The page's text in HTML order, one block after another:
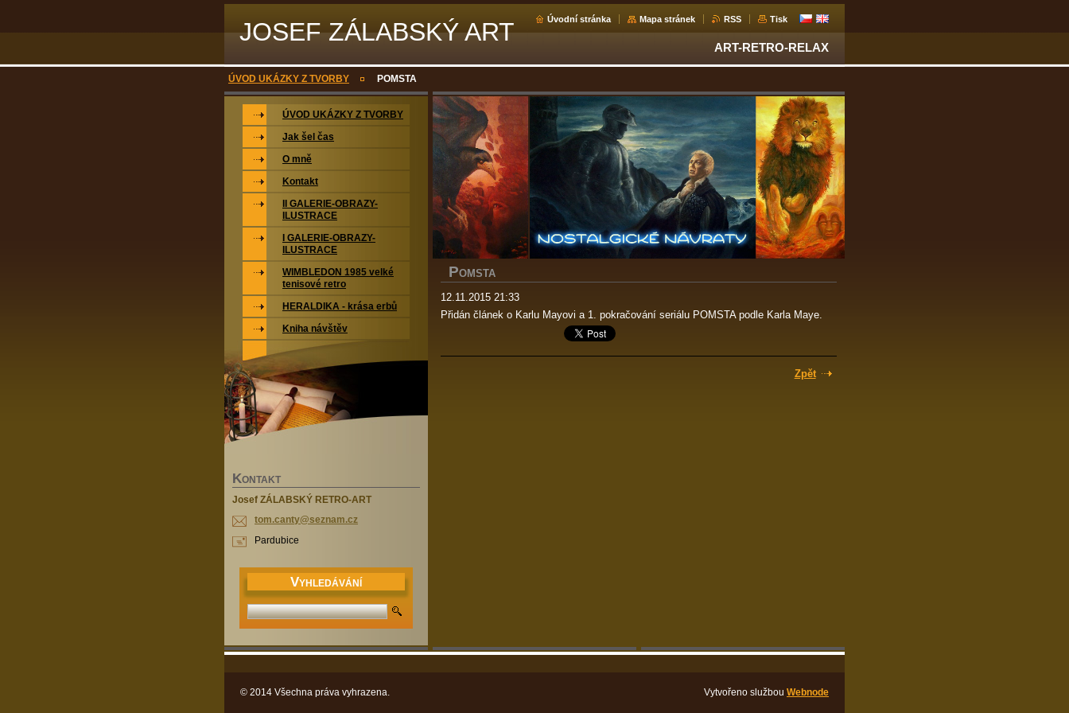
JOSEF ZÁLABSKÝ ART Úvodní stránka Mapa stránek RSS Tisk
ART-RETRO-RELAX
ÚVOD UKÁZKY Z TVORBY POMSTA
POMSTA
12.11.2015 21:33
Přidán článek o Karlu Mayovi a 1. pokračování seriálu POMSTA podle Karla Maye.
Zpět
ÚVOD UKÁZKY Z TVORBY
Jak šel čas
O mně
Kontakt
II GALERIE-OBRAZY-
ILUSTRACE
I GALERIE-OBRAZY-
ILUSTRACE
WIMBLEDON 1985 velké
tenisové retro
HERALDIKA - krása erbů
Kniha návštěv
KONTAKT
Josef ZÁLABSKÝ RETRO-ART
tom.canty@seznam.cz
Pardubice
VYHLEDÁVÁNÍ
© 2014 Všechna práva vyhrazena. Vytvořeno službou Webnode